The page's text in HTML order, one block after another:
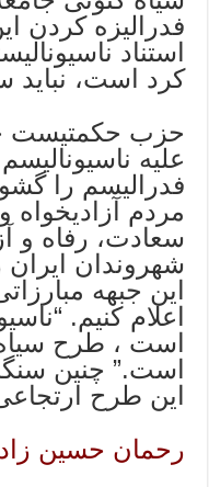
فدرالیزه کردن
استناد
کرد است، نباید
حزب حکمتیست
علیه
فدرالیسم را
مردم
سعادت، رفاه و
شهروندان ایران
این جبهه
اعلام کنیم.
است ، طرح
است.” چنین
این طرح
رحمان حسین